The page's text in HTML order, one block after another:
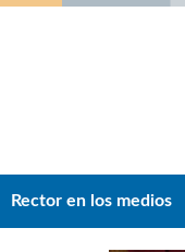
Rector en los medios